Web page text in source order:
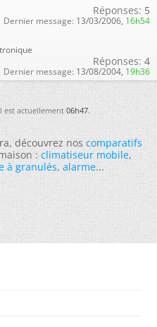
Réponses: 5
Dernier message: 13/03/2006, 16h54
Réponses: 4
Dernier message: 13/08/2004, 19h36
est actuellement06h47.
découvrez noscomparatifs
:climatiseur mobile,
à granulés,alarme...